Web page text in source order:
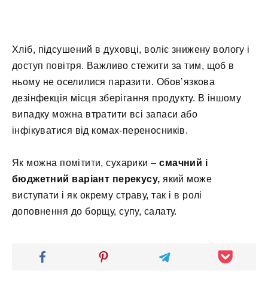
Хліб, підсушений в духовці, воліє знижену вологу і
доступ повітря. Важливо стежити за тим, щоб в
ньому не оселилися паразити. Обов’язкова
дезінфекція місця зберігання продукту. В іншому
випадку можна втратити всі запаси або
інфікуватися від комах-переносників.
Як можна помітити, сухарики –смачний і
бюджетний варіант перекусу, який може
виступати і як окрему страву, так і в ролі
доповнення до борщу, супу, салату.